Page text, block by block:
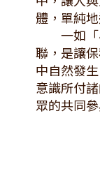
體，單純
一如「
聯，是讓
中自然發
意識所付
眾的共同參